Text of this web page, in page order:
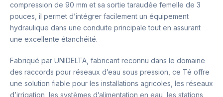
compression de 90 mm et sa sortie taraudée femelle de 3
pouces, il permet d’intégrer facilement un équipement
hydraulique dans une conduite principale tout en assurant
une excellente étanchéité.
Fabriqué par UNIDELTA, fabricant reconnu dans le domaine
des raccords pour réseaux d’eau sous pression, ce Té offre
une solution fiable pour les installations agricoles, les réseaux
d’irrigation, les systèmes d’alimentation en eau, les stations